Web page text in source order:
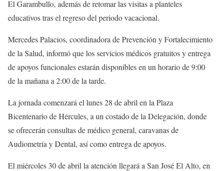
El Garambullo, además de retomar las visitas a planteles
educativos tras el regreso del periodo vacacional.
Mercedes Palacios, coordinadora de Prevención y Fortalecimiento
de la Salud, informó que los servicios médicos gratuitos y entrega
de apoyos funcionales estarán disponibles en un horario de 9:00
de la mañana a 2:00 de la tarde.
La jornada comenzará el lunes 28 de abril en la Plaza
Bicentenario de Hércules, a un costado de la Delegación, donde
se ofrecerán consultas de médico general, caravanas de
Audiometría y Dental, así como entrega de apoyos.
El miércoles 30 de abril la atención llegará a San José El Alto, en